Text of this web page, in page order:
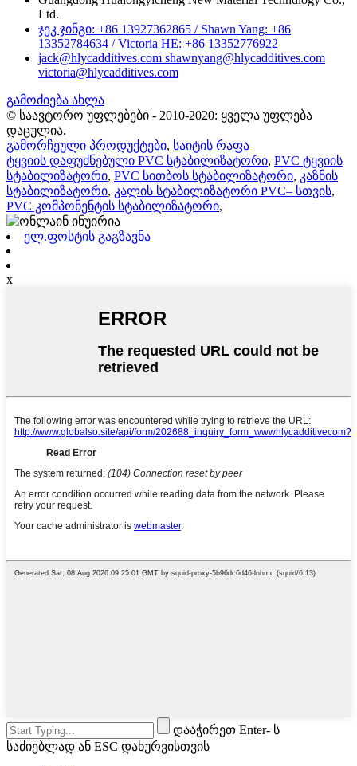
Ltd.
ჯეკ ჯინგი: +86 13927362865 / Shawn Yang: +86
13352784634 / Victoria HE: +86 13352776922
jack@hlycadditives.com shawnyang@hlycadditives.com
victoria@hlycadditives.com
გამოძიება ახლა
© საავტორო უფლებები - 2010-2020: ყველა უფლება
დაცულია.
გამორჩეული პროდუქტები, საიტის რაფა
ტყვიის დაფუძნებული PVC სტაბილიზატორი, PVC ტყვიის
სტაბილიზატორი, PVC სითბოს სტაბილიზატორი, კაზნის
სტაბილიზატორი, კალის სტაბილიზატორი PVC– სთვის,
PVC კომპონენტის სტაბილიზატორი,
ელ.ფოსტის გაგზავნა
x
დააჭირეთ Enter- ს
საძიებლად ან ESC დახურვისთვის